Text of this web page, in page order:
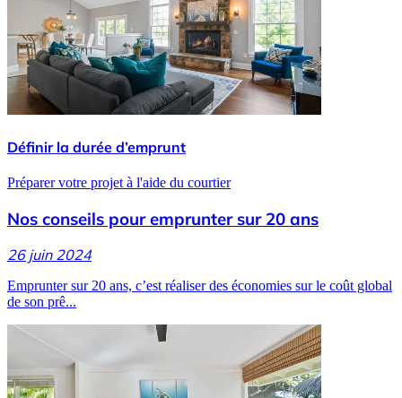
Définir la durée d’emprunt
Préparer votre projet à l'aide du courtier
Nos conseils pour emprunter sur 20 ans
26 juin 2024
Emprunter sur 20 ans, c’est réaliser des économies sur le coût global
de son prê...